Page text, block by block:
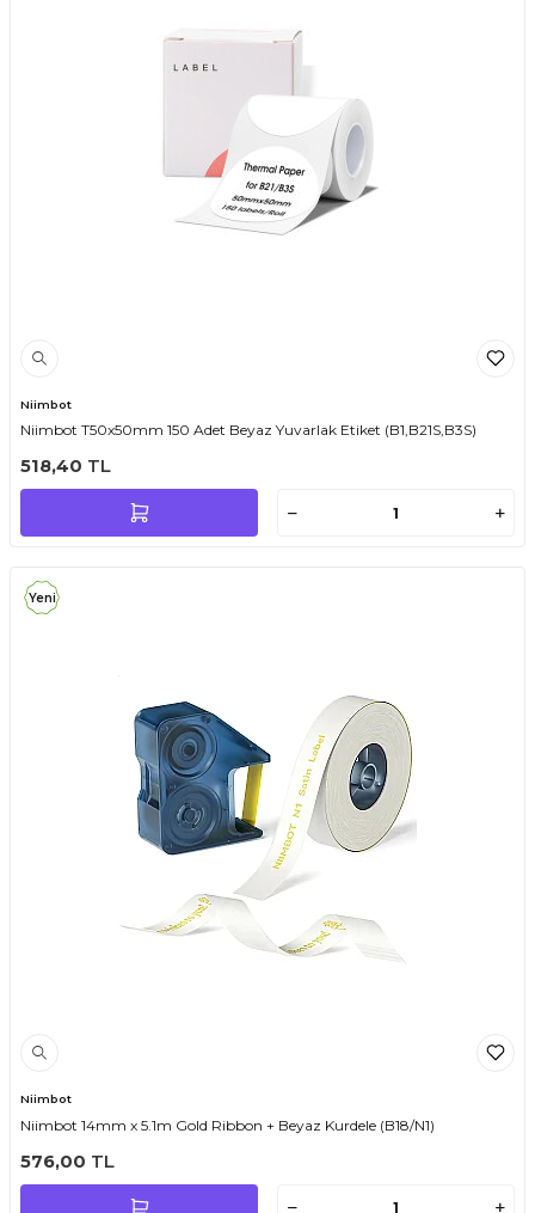
Niimbot
Niimbot T50x50mm 150 Adet Beyaz Yuvarlak Etiket (B1,B21S,B3S)
518,40 TL
Yeni
Niimbot
Niimbot 14mm x 5.1m Gold Ribbon + Beyaz Kurdele (B18/N1)
576,00 TL